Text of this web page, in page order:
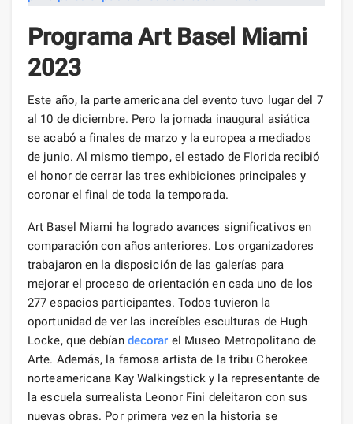
Programa Art Basel Miami
2023
Este año, la parte americana del evento tuvo lugar del 7
al 10 de diciembre. Pero la jornada inaugural asiática
se acabó a finales de marzo y la europea a mediados
de junio. Al mismo tiempo, el estado de Florida recibió
el honor de cerrar las tres exhibiciones principales y
coronar el final de toda la temporada.
Art Basel Miami ha logrado avances significativos en
comparación con años anteriores. Los organizadores
trabajaron en la disposición de las galerías para
mejorar el proceso de orientación en cada uno de los
277 espacios participantes. Todos tuvieron la
oportunidad de ver las increíbles esculturas de Hugh
Locke, que debían decorar el Museo Metropolitano de
Arte. Además, la famosa artista de la tribu Cherokee
norteamericana Kay Walkingstick y la representante de
la escuela surrealista Leonor Fini deleitaron con sus
nuevas obras. Por primera vez en la historia se